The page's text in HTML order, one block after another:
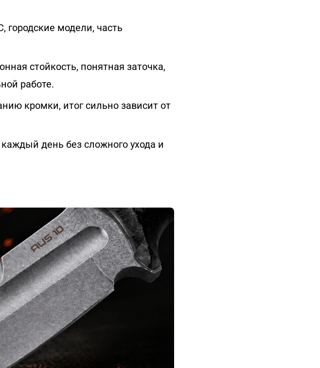
городские модели, часть
стойкость, понятная заточка,
работе.
кромки, итог сильно зависит от
день без сложного ухода и